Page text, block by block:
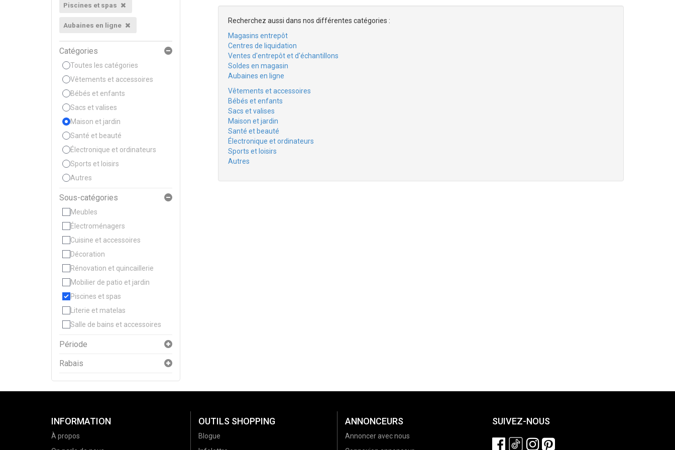
Piscines et spas
Aubaines en ligne
Catégories
Toutes les catégories
Vêtements et accessoires
Bébés et enfants
Sacs et valises
Maison et jardin
Santé et beauté
Électronique et ordinateurs
Sports et loisirs
Autres
Sous-catégories
Meubles
Électroménagers
Cuisine et accessoires
Décoration
Rénovation et quincaillerie
Mobilier de patio et jardin
Piscines et spas
Literie et matelas
Salle de bains et accessoires
Période
Rabais
Recherchez aussi dans nos différentes catégories :
Magasins entrepôt
Centres de liquidation
Ventes d'entrepôt et d'échantillons
Soldes en magasin
Aubaines en ligne
Vêtements et accessoires
Bébés et enfants
Sacs et valises
Maison et jardin
Santé et beauté
Électronique et ordinateurs
Sports et loisirs
Autres
INFORMATION
À propos
OUTILS SHOPPING
Blogue
ANNONCEURS
Annoncer avec nous
SUIVEZ-NOUS